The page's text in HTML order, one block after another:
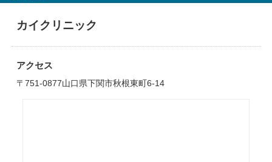
カイクリニック
アクセス
〒751-0877山口県下関市秋根東町6-14